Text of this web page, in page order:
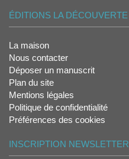
ÉDITIONS LA DÉCOUVERTE
La maison
Nous contacter
Déposer un manuscrit
Plan du site
Mentions légales
Politique de confidentialité
Préférences des cookies
INSCRIPTION NEWSLETTER